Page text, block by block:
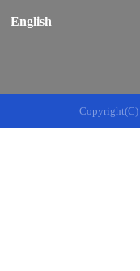
English
Copyright(C)